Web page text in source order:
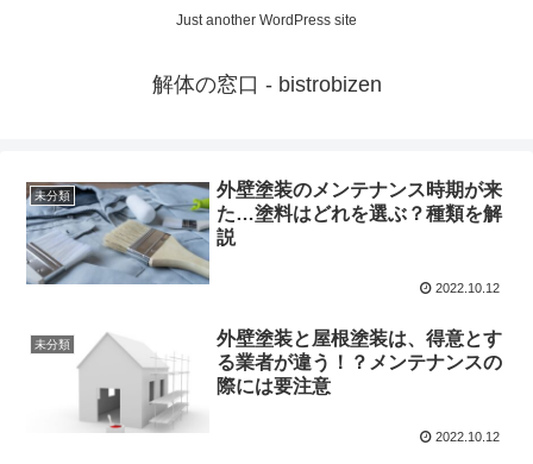
Just another WordPress site
解体の窓口 - bistrobizen
未分類
外壁塗装のメンテナンス時期が来
た…塗料はどれを選ぶ？種類を解
説
2022.10.12
未分類
外壁塗装と屋根塗装は、得意とす
る業者が違う！？メンテナンスの
際には要注意
2022.10.12